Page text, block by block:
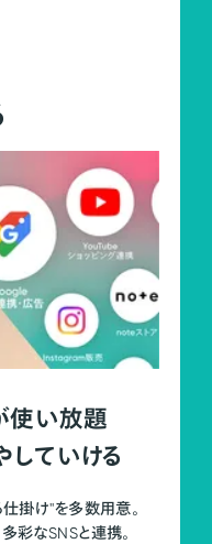
使い放題
していける
掛け"を多数用意。
彩なSNSと連携。